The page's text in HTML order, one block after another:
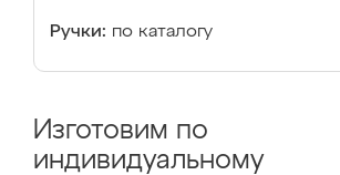
Ручки: по каталогу
Изготовим по
индивидуальному